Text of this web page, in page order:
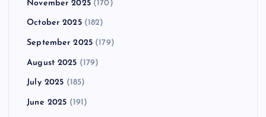
November 2025(170)
October 2025(182)
September 2025 (179)
August 2025 (179)
July 2025 (185)
June 2025 (191)